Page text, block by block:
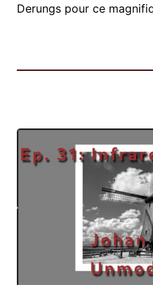
Derungs pour ce